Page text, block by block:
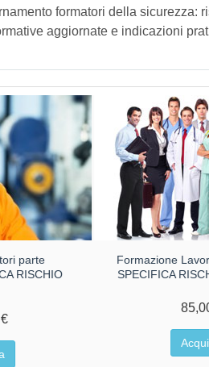
formatori della
aggiornate e indicazioni
parte
RISCHIO
Formazione
SPECIFICA